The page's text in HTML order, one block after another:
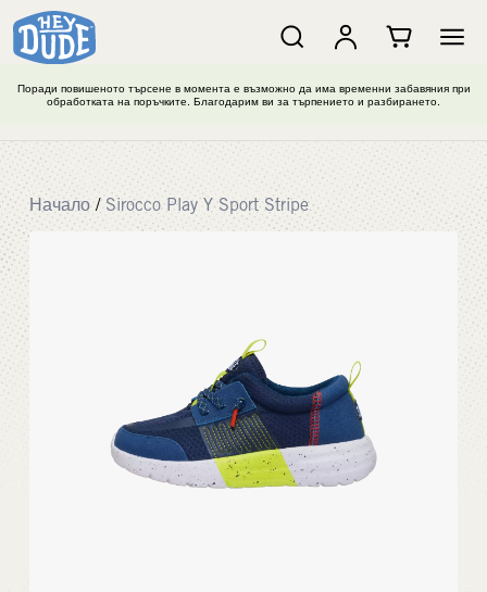
Поради повишеното търсене в момента е възможно да има временни забавяния при
обработката на поръчките. Благодарим ви за търпението и разбирането.
Начало / Sirocco Play Y Sport Stripe